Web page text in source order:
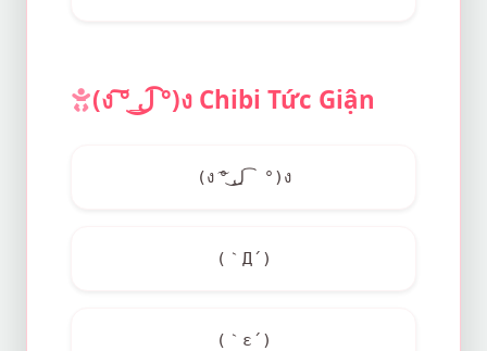
(ง ͠° ͟ل͜ ͡°)ง Chibi Tức Giận
(ง ͠° ͟ل͜ ͡°)ง
(｀Д´)
(｀ε´)